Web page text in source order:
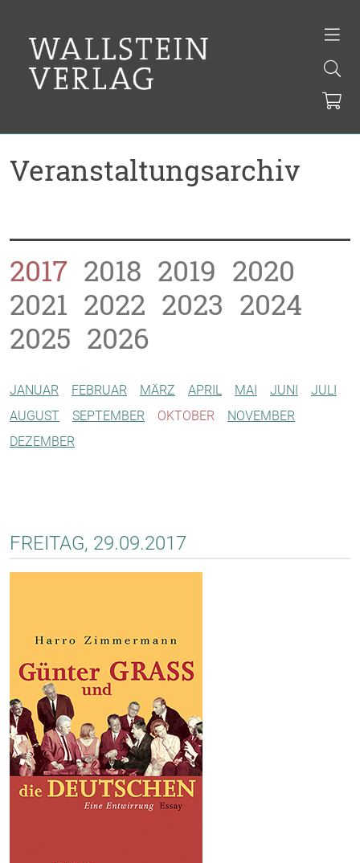
Veranstaltungsarchiv
2017 2018 2019 2020
2021 2022 2023 2024
2025 2026
JANUAR FEBRUAR MÄRZ APRIL MAI JUNI
JULI
AUGUST
SEPTEMBER OKTOBER
NOVEMBER
DEZEMBER
FREITAG, 29.09.2017